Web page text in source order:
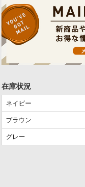
在庫状況
ネイビー
ブラウン
グレー